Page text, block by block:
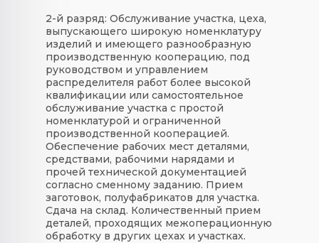
2-й разряд: Обслуживание участка, цеха,
выпускающего широкую номенклатуру
изделий и имеющего разнообразную
производственную кооперацию, под
руководством и управлением
распределителя работ более высокой
квалификации или самостоятельное
обслуживание участка с простой
номенклатурой и ограниченной
производственной кооперацией.
Обеспечение рабочих мест деталями,
средствами, рабочими нарядами и
прочей технической документацией
согласно сменному заданию. Прием
заготовок, полуфабрикатов для участка.
Сдача на склад. Количественный прием
деталей, проходящих межоперационную
обработку в других цехах и участках.